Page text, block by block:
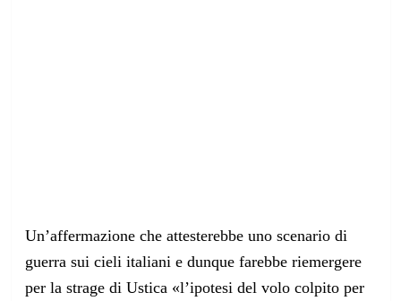
Un’affermazione che attesterebbe uno scenario di
guerra sui cieli italiani e dunque farebbe riemergere
per la strage di Ustica «l’ipotesi del volo colpito per